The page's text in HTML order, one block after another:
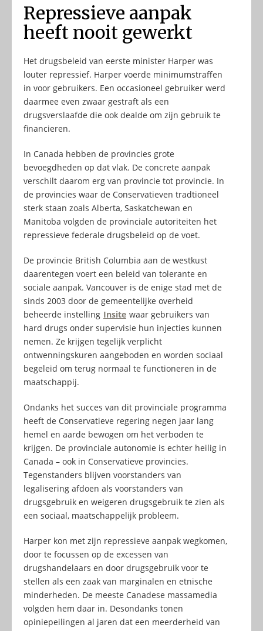
Repressieve aanpak
heeft nooit gewerkt
Het drugsbeleid van eerste minister Harper was
louter repressief. Harper voerde minimumstraffen
in voor gebruikers. Een occasioneel gebruiker werd
daarmee even zwaar gestraft als een
drugsverslaafde die ook dealde om zijn gebruik te
financieren.
In Canada hebben de provincies grote
bevoegdheden op dat vlak. De concrete aanpak
verschilt daarom erg van provincie tot provincie. In
de provincies waar de Conservatieven tradtioneel
sterk staan zoals Alberta, Saskatchewan en
Manitoba volgden de provinciale autoriteiten het
repressieve federale drugsbeleid op de voet.
De provincie British Columbia aan de westkust
daarentegen voert een beleid van tolerante en
sociale aanpak. Vancouver is de enige stad met de
sinds 2003 door de gemeentelijke overheid
beheerde instelling Insite waar gebruikers van
hard drugs onder supervisie hun injecties kunnen
nemen. Ze krijgen tegelijk verplicht
ontwenningskuren aangeboden en worden sociaal
begeleid om terug normaal te functioneren in de
maatschappij.
Ondanks het succes van dit provinciale programma
heeft de Conservatieve regering negen jaar lang
hemel en aarde bewogen om het verboden te
krijgen. De provinciale autonomie is echter heilig in
Canada – ook in Conservatieve provincies.
Tegenstanders blijven voorstanders van
legalisering afdoen als voorstanders van
drugsgebruik en weigeren drugsgebruik te zien als
een sociaal, maatschappelijk probleem.
Harper kon met zijn repressieve aanpak wegkomen,
door te focussen op de excessen van
drugshandelaars en door drugsgebruik voor te
stellen als een zaak van marginalen en etnische
minderheden. De meeste Canadese massamedia
volgden hem daar in. Desondanks tonen
opiniepeilingen al jaren dat een meerderheid van